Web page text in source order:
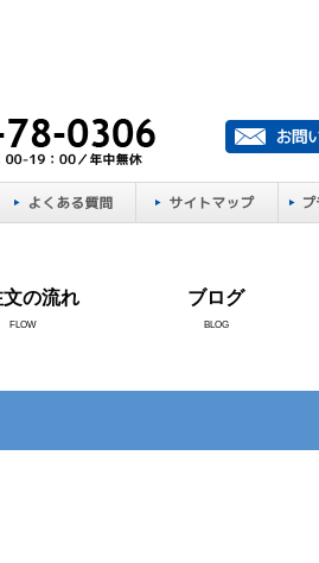
文の流れ
FLOW
ブログ
BLOG